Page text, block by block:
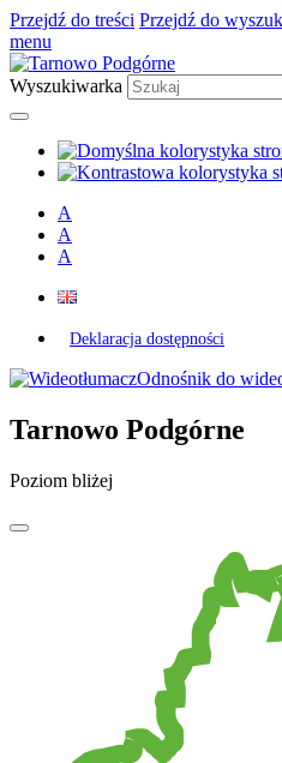
Przejdź do treści Przejdź do
menu
Wyszukiwarka
A
A
A
Deklaracja dostępności
Odnośnik do
Tarnowo Podgórne
Poziom bliżej